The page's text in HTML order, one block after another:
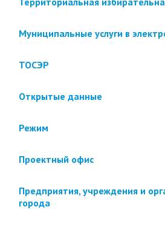
Муниципальные услуги в
ТОСЭР
Открытые данные
Режим
Проектный офис
Предприятия, учреждения и
города